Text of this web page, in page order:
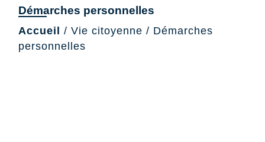
Démarches personnelles
Accueil / Vie citoyenne / Démarches
personnelles